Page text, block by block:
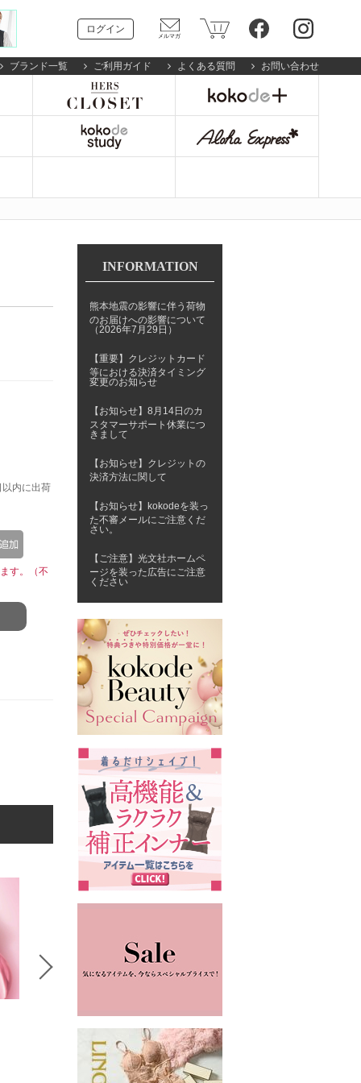
ログイン
ブランド一覧 ご利用ガイド よくある質問 お問い合わせ
内に出荷
す。（不
6,930円 4,400円
INFORMATION
熊本地震の影響に伴う荷物
のお届けへの影響について
（2026年7月29日）
【重要】クレジットカード
等における決済タイミング
変更のお知らせ
【お知らせ】8月14日のカ
スタマーサポート休業につ
きまして
【お知らせ】クレジットの
決済方法に関して
【お知らせ】kokodeを装っ
た不審メールにご注意くだ
さい。
【ご注意】光文社ホームペ
ージを装った広告にご注意
ください